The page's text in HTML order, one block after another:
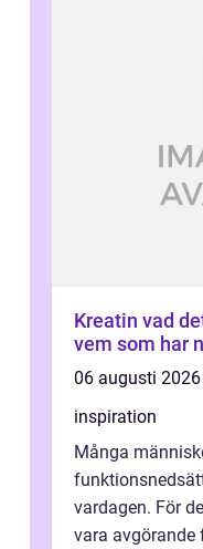
Kreatin vad det är, hur det fungerar och
vem som har
06 augusti 2026
inspiration
Många
vardagen. För
vara avgörande